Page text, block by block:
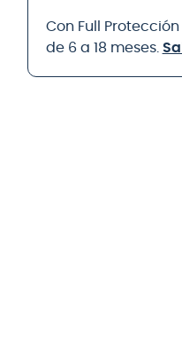
Con Full
de 6 a 18 meses.